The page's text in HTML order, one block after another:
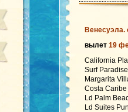
Венесуэла.
вылет 19
California
Surf
Margarita
Costa
Ld Palm
Ld Suites